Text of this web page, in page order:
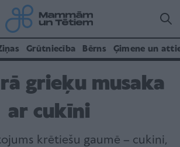
Grūtniecība Bērns Ģimene un
grieķu musaka
ar cukīni
krētiešu gaumē – cukini,